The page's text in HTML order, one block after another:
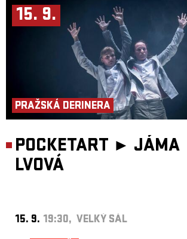
Dramaturgie: Martina Kinská
Video: Tereza Vejvodová
Animace: Linda Arbanová
Kostýmy a objekty: Eva Matoušová
Scénografie a výprava: Eva Matoušová, Petr Boháč, Honza Tomšů
Režijní a herecká spolupráce: Tereza Dočkalová, Janka Ryšánek
15. 9.
PRAŽSKÁ DERINERA
POCKETART ► JÁMA
LVOVÁ
15. 9. 19:30, VELKÝ SÁL